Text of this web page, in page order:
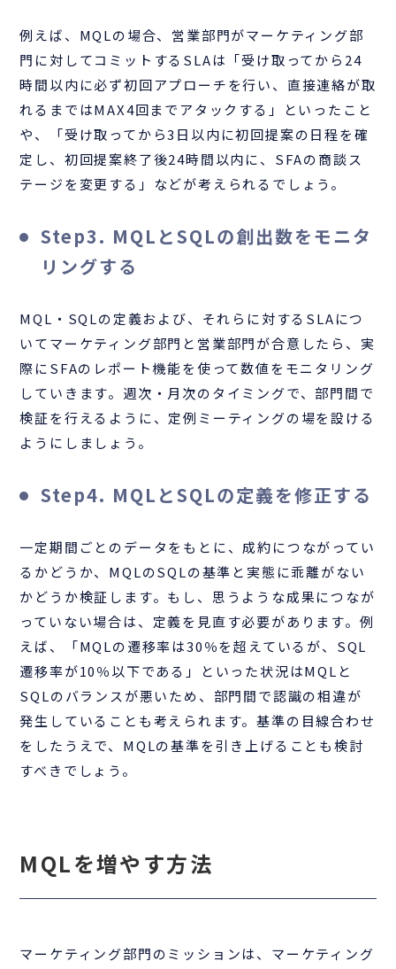
例えば、MQLの場合、営業部門がマーケティング部
門に対してコミットするSLAは「受け取ってから24
時間以内に必ず初回アプローチを行い、直接連絡が取
れるまではMAX4回までアタックする」といったこと
や、「受け取ってから3日以内に初回提案の日程を確
定し、初回提案終了後24時間以内に、SFAの商談ス
テージを変更する」などが考えられるでしょう。
Step3. MQLとSQLの創出数をモニタ
リングする
MQL・SQLの定義および、それらに対するSLAにつ
いてマーケティング部門と営業部門が合意したら、実
際にSFAのレポート機能を使って数値をモニタリング
していきます。週次・月次のタイミングで、部門間で
検証を行えるように、定例ミーティングの場を設ける
ようにしましょう。
Step4. MQLとSQLの定義を修正する
一定期間ごとのデータをもとに、成約につながってい
るかどうか、MQLのSQLの基準と実態に乖離がない
かどうか検証します。もし、思うような成果につなが
っていない場合は、定義を見直す必要があります。例
えば、「MQLの遷移率は30％を超えているが、SQL
遷移率が10％以下である」といった状況はMQLと
SQLのバランスが悪いため、部門間で認識の相違が
発生していることも考えられます。基準の目線合わせ
をしたうえで、MQLの基準を引き上げることも検討
すべきでしょう。
MQLを増やす方法
マーケティング部門のミッションは、マーケティング